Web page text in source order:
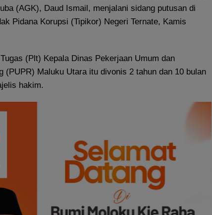
(AGK), Daud Ismail, menjalani sidang putusan di
Pidana Korupsi (Tipikor) Negeri Ternate, Kamis
(Plt) Kepala Dinas Pekerjaan Umum dan
(PUPR) Maluku Utara itu divonis 2 tahun dan 10 bulan
hakim.